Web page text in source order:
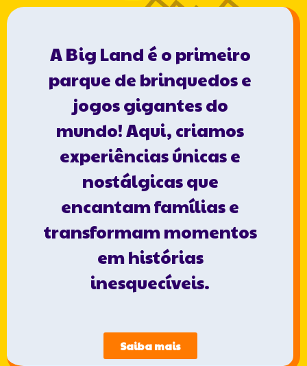
A Big Land é o primeiro
parque de brinquedos e
jogos gigantes do
mundo! Aqui, criamos
experiências únicas e
nostálgicas que
encantam famílias e
transformam momentos
em histórias
inesquecíveis.
Saiba mais